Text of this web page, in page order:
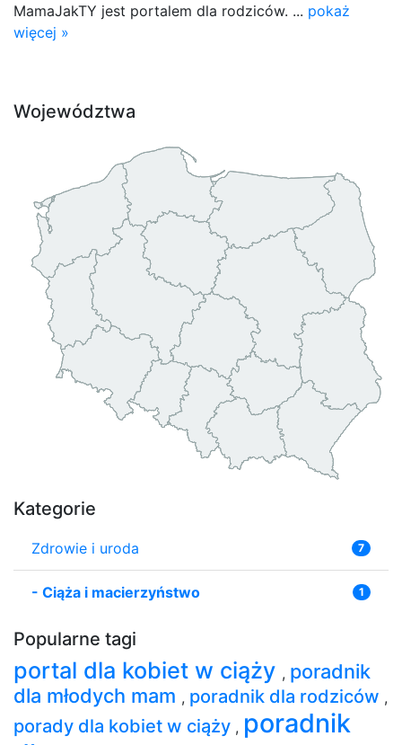
MamaJakTY jest portalem dla rodziców. ... pokaż
więcej »
Województwa
Kategorie
Zdrowie i uroda 7
- Ciąża i macierzyństwo 1
Popularne tagi
portal dla kobiet w ciąży , poradnik
dla młodych mam , poradnik dla rodziców ,
porady dla kobiet w ciąży , poradnik